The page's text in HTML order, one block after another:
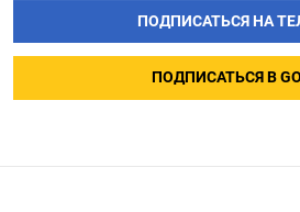
ПОДПИСАТЬСЯ НА
ПОДПИСАТЬСЯ В